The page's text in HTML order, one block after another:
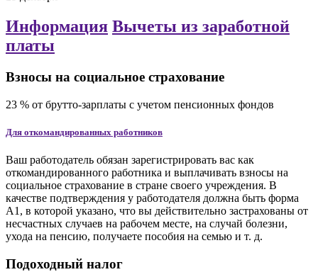
Информация Вычеты из заработной
платы
Взносы на социальное страхование
23 % от брутто-зарплаты с учетом пенсионных фондов
Для откомандированных работников
Ваш работодатель обязан зарегистрировать вас как
откомандированного работника и выплачивать взносы на
социальное страхование в стране своего учреждения. В
качестве подтверждения у работодателя должна быть форма
A1, в которой указано, что вы действительно застрахованы от
несчастных случаев на рабочем месте, на случай болезни,
ухода на пенсию, получаете пособия на семью и т. д.
Подоходный налог